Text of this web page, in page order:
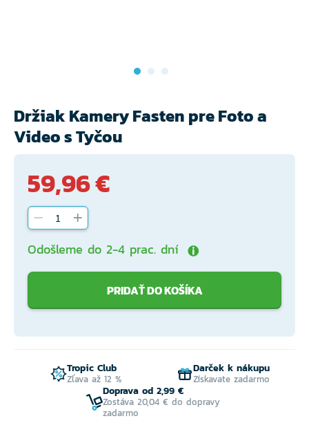
Držiak Kamery Fasten pre Foto a
Video s Tyčou
59,96 €
Odošleme do 2-4 prac. dní
PRIDAŤ DO KOŠÍKA
Tropic Club
Zľava až 12 %
Darček k nákupu
Získavate zadarmo
Doprava od 2,99 €
Zostáva 20,04 € do dopravy
zadarmo